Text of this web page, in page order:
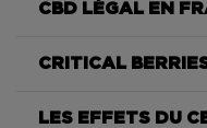
CBD LÉGAL EN
CRITICAL
LES EFFETS DU